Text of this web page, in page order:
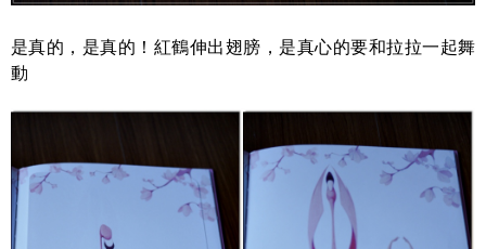
是真的，是真的！紅鶴伸出翅膀，是真心的要和拉拉一起舞
動